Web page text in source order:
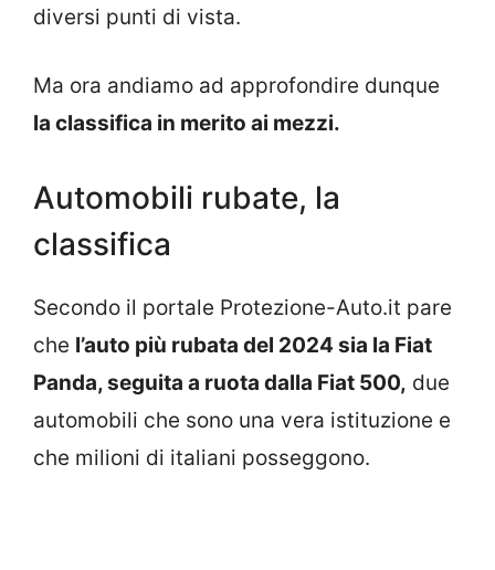
diversi punti di vista.
Ma ora andiamo ad approfondire dunque
la classifica in merito ai mezzi.
Automobili rubate, la
classifica
Secondo il portale Protezione-Auto.it pare
che l’auto più rubata del 2024 sia la Fiat
Panda, seguita a ruota dalla Fiat 500, due
automobili che sono una vera istituzione e
che milioni di italiani posseggono.